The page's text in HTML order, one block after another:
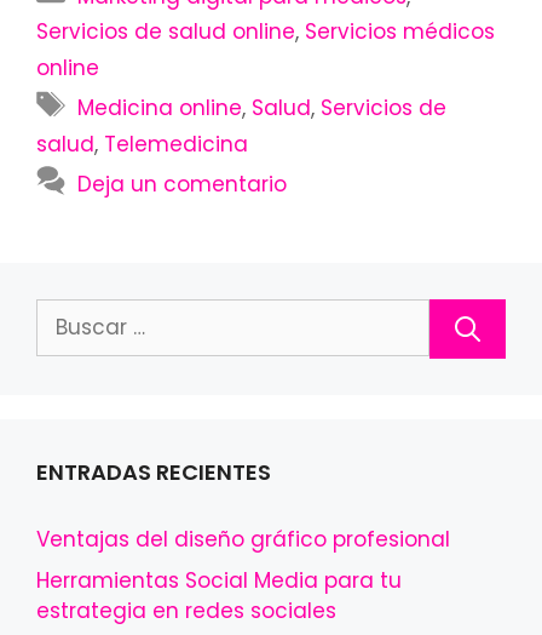
Servicios de salud online, Servicios médicos
online
Etiquetas
Medicina online, Salud, Servicios de
salud, Telemedicina
Deja un comentario
Buscar:
ENTRADAS RECIENTES
Ventajas del diseño gráfico profesional
Herramientas Social Media para tu
estrategia en redes sociales